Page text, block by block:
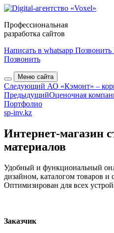
Профессиональная
разработка сайтов
Написать в whatsapp Позвонить
Позвонить
Меню сайта
Следующий АО «Кэмонт» –
ПредыдущийОценочная
Портфолио
sp-inv.kz
Интернет-магазин
материалов
Удобный и функциональный
дизайном, каталогом товаров и
Оптимизирован для всех
Заказчик